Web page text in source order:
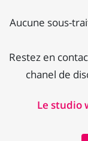
Aucune sous-
Restez en
chanel de
Le studio